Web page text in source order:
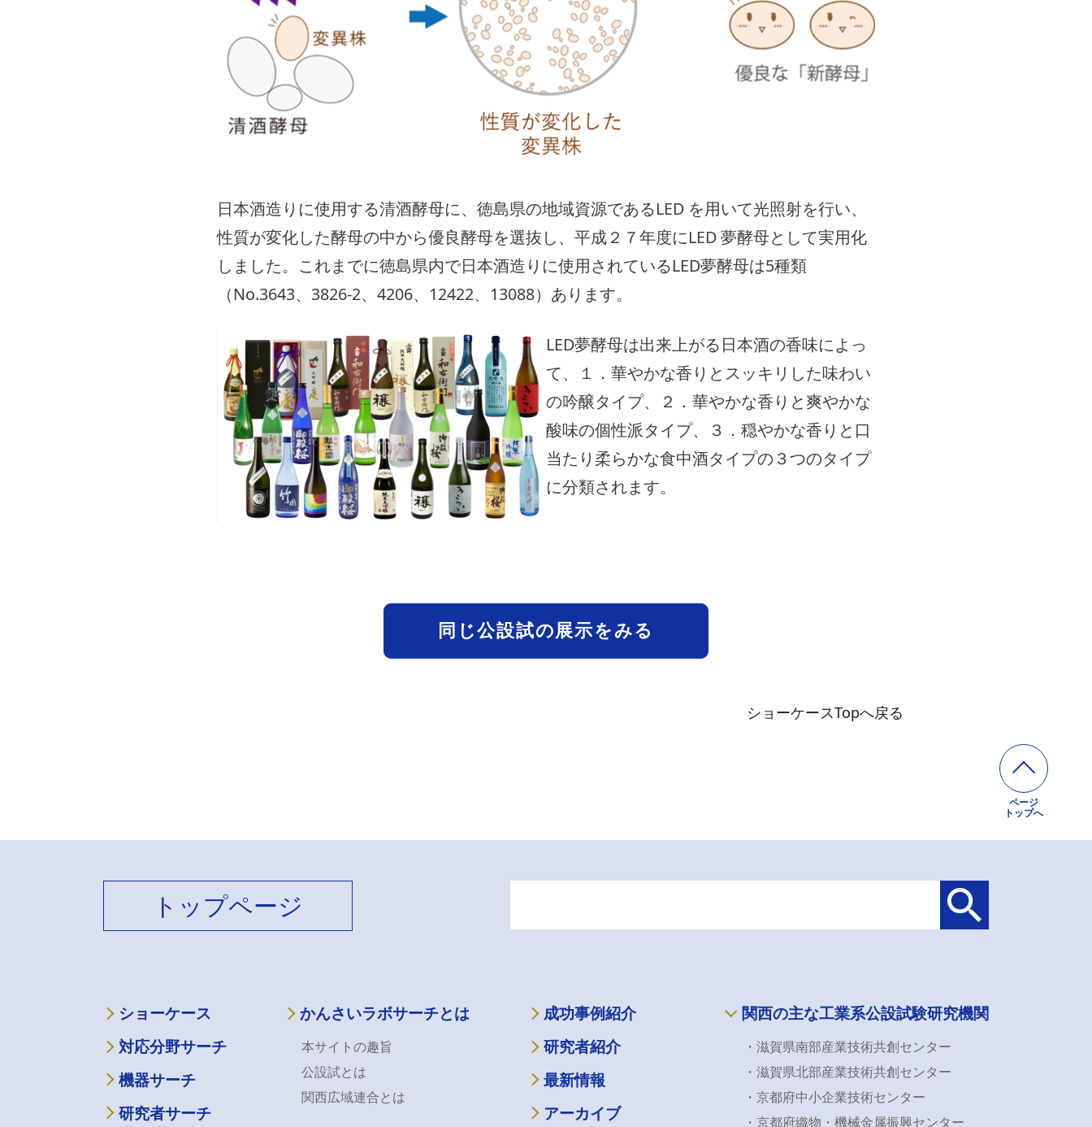
日本酒造りに使用する清酒酵母に、徳島県の地域資源であるLED を用いて光照射を行い、
性質が変化した酵母の中から優良酵母を選抜し、平成２７年度にLED 夢酵母として実用化
しました。これまでに徳島県内で日本酒造りに使用されているLED夢酵母は5種類
（No.3643、3826-2、4206、12422、13088）あります。
LED夢酵母は出来上がる日本酒の香味によっ
て、１．華やかな香りとスッキリした味わい
の吟醸タイプ、２．華やかな香りと爽やかな
酸味の個性派タイプ、３．穏やかな香りと口
当たり柔らかな食中酒タイプの３つのタイプ
に分類されます。
同じ公設試の展示をみる
ショーケースTopへ戻る
ページ
トップへ
トップページ
ショーケース
対応分野サーチ
機器サーチ
研究者サーチ
かんさいラボサーチとは
本サイトの趣旨
公設試とは
関西広域連合とは
成功事例紹介
研究者紹介
最新情報
アーカイブ
関西の主な工業系公設試験研究機関
・滋賀県南部産業技術共創センター
・滋賀県北部産業技術共創センター
・京都府中小企業技術センター
・京都府織物・機械金属振興センター